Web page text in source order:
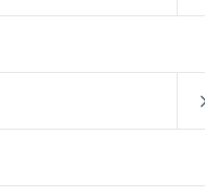
Σε